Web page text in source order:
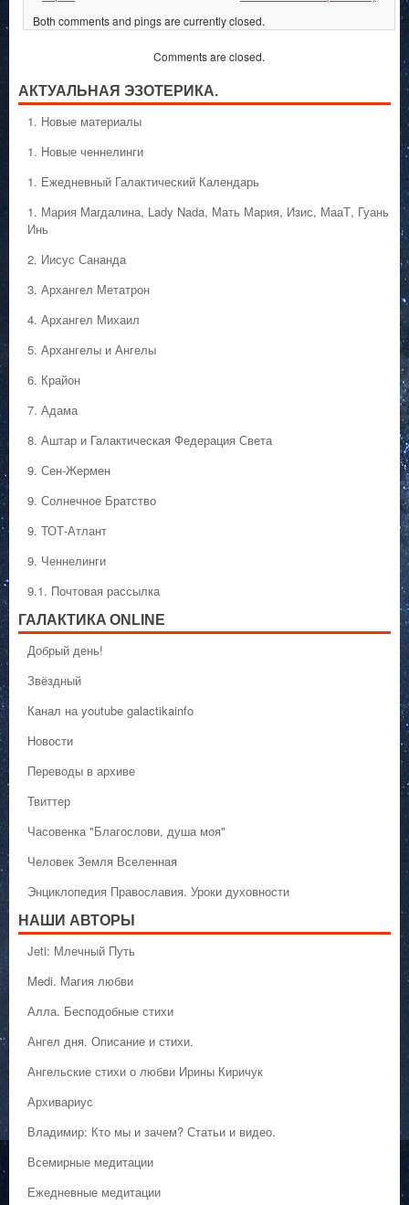
Both comments and pings are currently closed.
Comments are closed.
АКТУАЛЬНАЯ ЭЗОТЕРИКА.
1. Hовые материалы
1. Hовые ченнелинги
1. Ежедневный Галактический Календарь
1. Мария Магдалина, Lady Nada, Мать Мария, Изис, МааТ, Гуань
Инь
2. Иисус Сананда
3. Архангел Метатрон
4. Архангел Михаил
5. Архангелы и Ангелы
6. Крайон
7. Адама
8. Аштар и Галактическая Федерация Света
9. Сен-Жермен
9. Солнечное Братство
9. ТОТ-Атлант
9. Ченнелинги
9.1. Почтовая рассылка
ГАЛАКТИКA ONLINE
Добрый день!
Звёздный
Канал на youtube galactikainfo
Новости
Переводы в архиве
Твиттер
Часовенка "Благослови, душа моя"
Человек Земля Вселенная
Энциклопедия Православия. Уроки духовности
НАШИ АВТОРЫ
Jeti: Млечный Путь
Medi. Магия любви
Алла. Бесподобные стихи
Ангел дня. Описание и стихи.
Ангельские стихи о любви Ирины Киричук
Архивариус
Владимир: Кто мы и зачем? Статьи и видео.
Всемирные медитации
Ежедневные медитации